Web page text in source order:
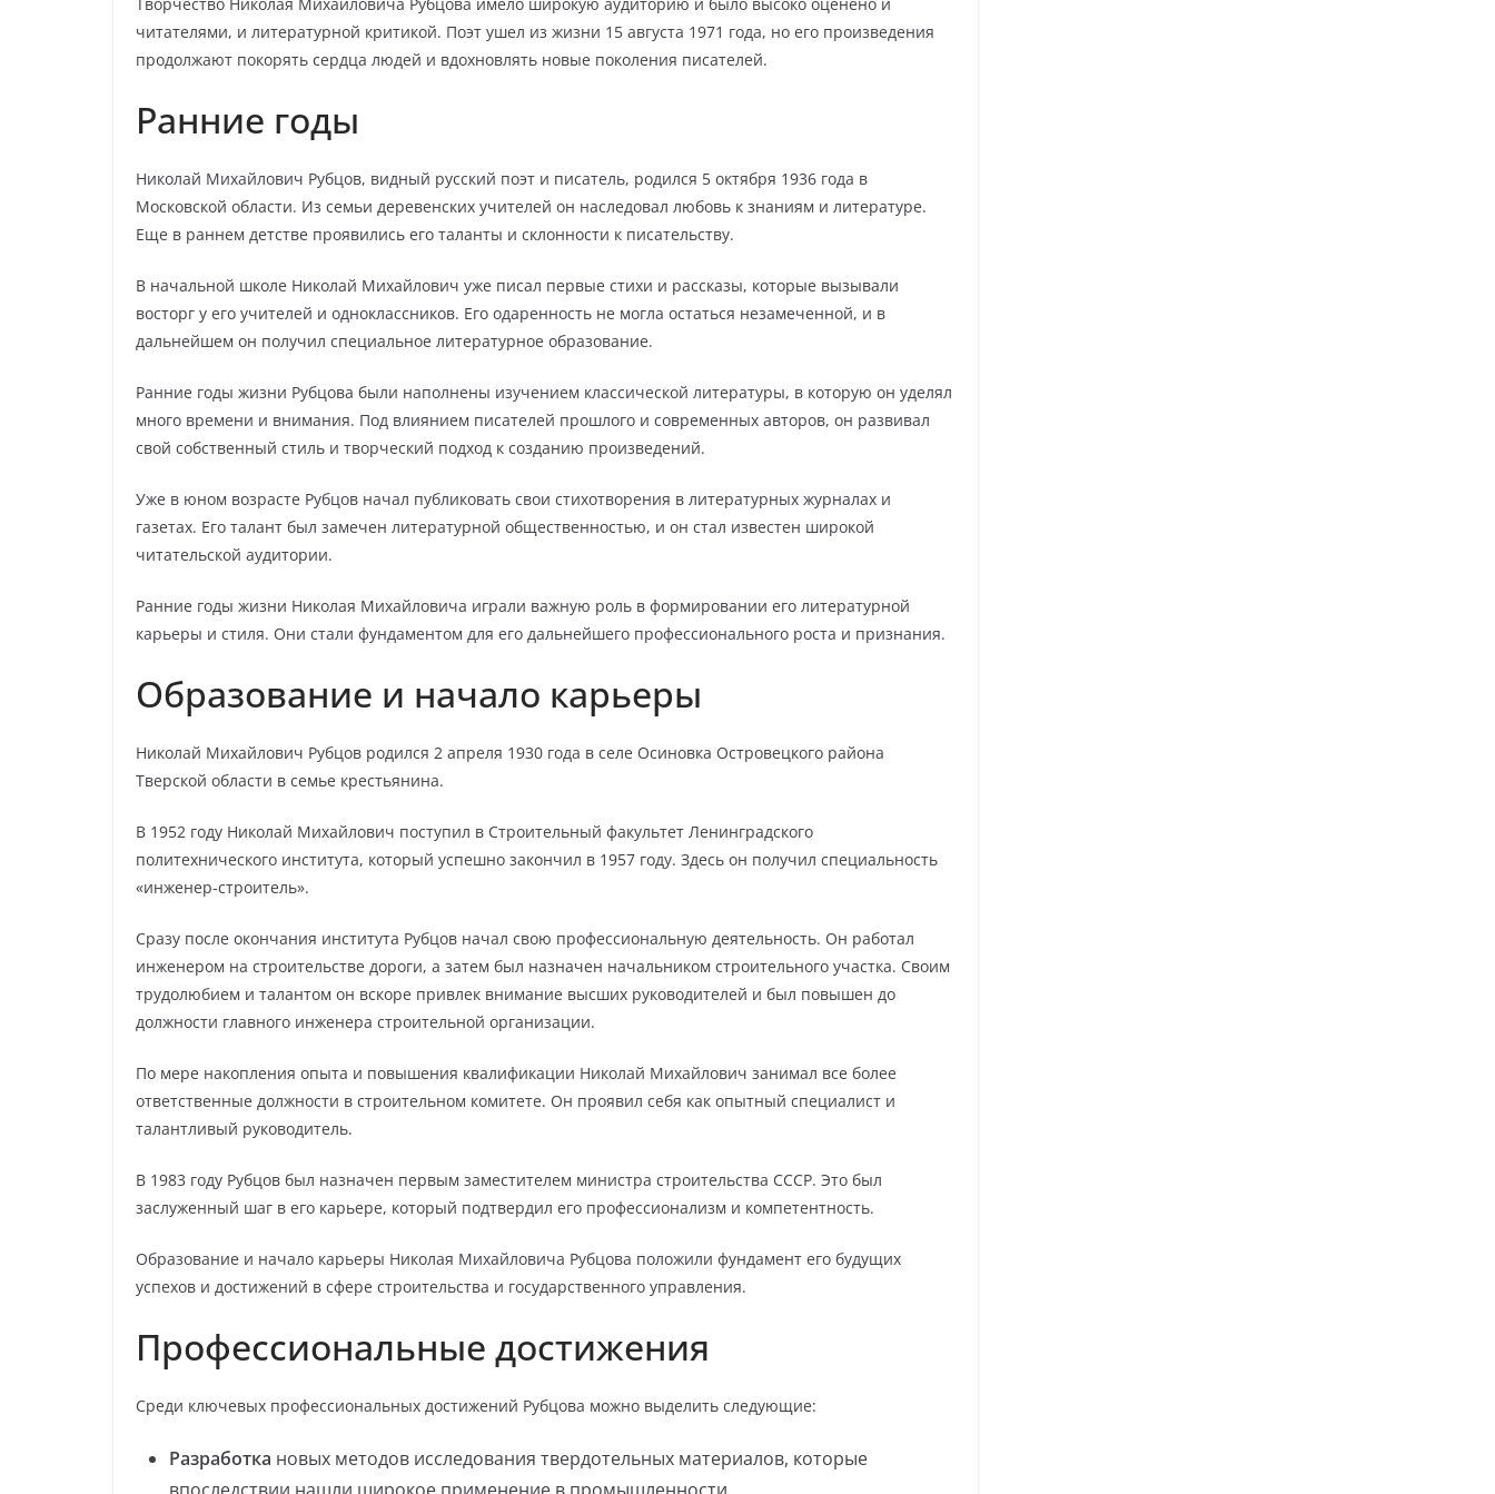
читателями, и литературной критикой. Поэт ушел из жизни 15 августа 1971 года, но его произведения
продолжают покорять сердца людей и вдохновлять новые поколения писателей.
Ранние годы
Николай Михайлович Рубцов, видный русский поэт и писатель, родился 5 октября 1936 года в
Московской области. Из семьи деревенских учителей он наследовал любовь к знаниям и литературе.
Еще в раннем детстве проявились его таланты и склонности к писательству.
В начальной школе Николай Михайлович уже писал первые стихи и рассказы, которые вызывали
восторг у его учителей и одноклассников. Его одаренность не могла остаться незамеченной, и в
дальнейшем он получил специальное литературное образование.
Ранние годы жизни Рубцова были наполнены изучением классической литературы, в которую он уделял
много времени и внимания. Под влиянием писателей прошлого и современных авторов, он развивал
свой собственный стиль и творческий подход к созданию произведений.
Уже в юном возрасте Рубцов начал публиковать свои стихотворения в литературных журналах и
газетах. Его талант был замечен литературной общественностью, и он стал известен широкой
читательской аудитории.
Ранние годы жизни Николая Михайловича играли важную роль в формировании его литературной
карьеры и стиля. Они стали фундаментом для его дальнейшего профессионального роста и признания.
Образование и начало карьеры
Николай Михайлович Рубцов родился 2 апреля 1930 года в селе Осиновка Островецкого района
Тверской области в семье крестьянина.
В 1952 году Николай Михайлович поступил в Строительный факультет Ленинградского
политехнического института, который успешно закончил в 1957 году. Здесь он получил специальность
«инженер-строитель».
Сразу после окончания института Рубцов начал свою профессиональную деятельность. Он работал
инженером на строительстве дороги, а затем был назначен начальником строительного участка. Своим
трудолюбием и талантом он вскоре привлек внимание высших руководителей и был повышен до
должности главного инженера строительной организации.
По мере накопления опыта и повышения квалификации Николай Михайлович занимал все более
ответственные должности в строительном комитете. Он проявил себя как опытный специалист и
талантливый руководитель.
В 1983 году Рубцов был назначен первым заместителем министра строительства СССР. Это был
заслуженный шаг в его карьере, который подтвердил его профессионализм и компетентность.
Образование и начало карьеры Николая Михайловича Рубцова положили фундамент его будущих
успехов и достижений в сфере строительства и государственного управления.
Профессиональные достижения
Среди ключевых профессиональных достижений Рубцова можно выделить следующие:
Разработка новых методов исследования твердотельных материалов, которые